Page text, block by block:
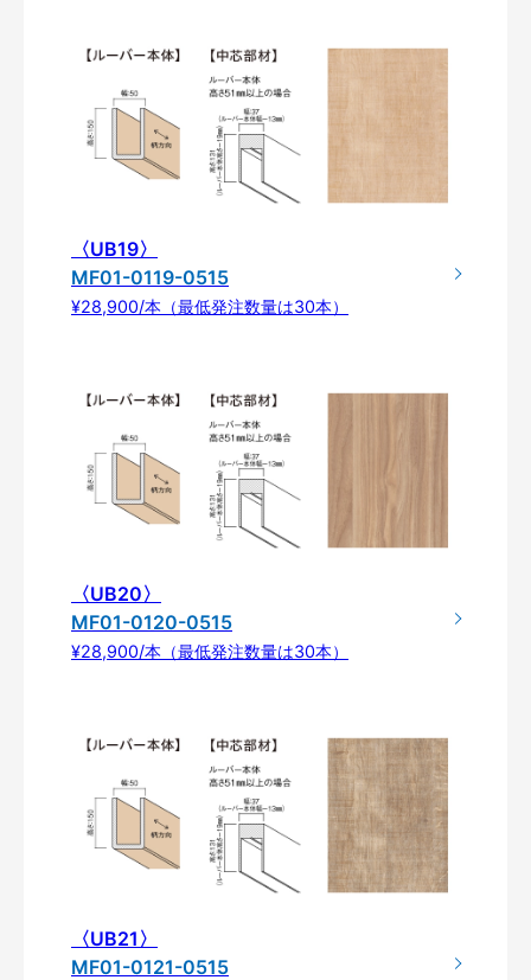
〈UB19〉
MF01-0119-0515
¥28,900/本（最低発注数量は30本）
〈UB20〉
MF01-0120-0515
¥28,900/本（最低発注数量は30本）
〈UB21〉
MF01-0121-0515